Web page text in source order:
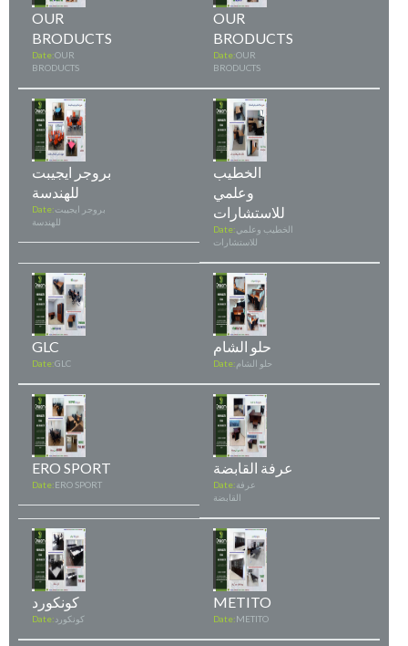
OUR
BRODUCTS
Date:OUR
BRODUCTS
OUR
BRODUCTS
Date:OUR
BRODUCTS
بروجر ايجيبت
للهندسة
Date:بروجر ايجيبت
للهندسة
الخطيب
وعلمي
للاستشارات
Date:الخطيب وعلمي
للاستشارات
GLC
Date:GLC
حلو الشام
Date: حلو الشام
ERO SPORT
Date:ERO SPORT
عرفة القابضة
Date:عرفة
القابضة
كونكورد
Date: كونكورد
METITO
Date:METITO